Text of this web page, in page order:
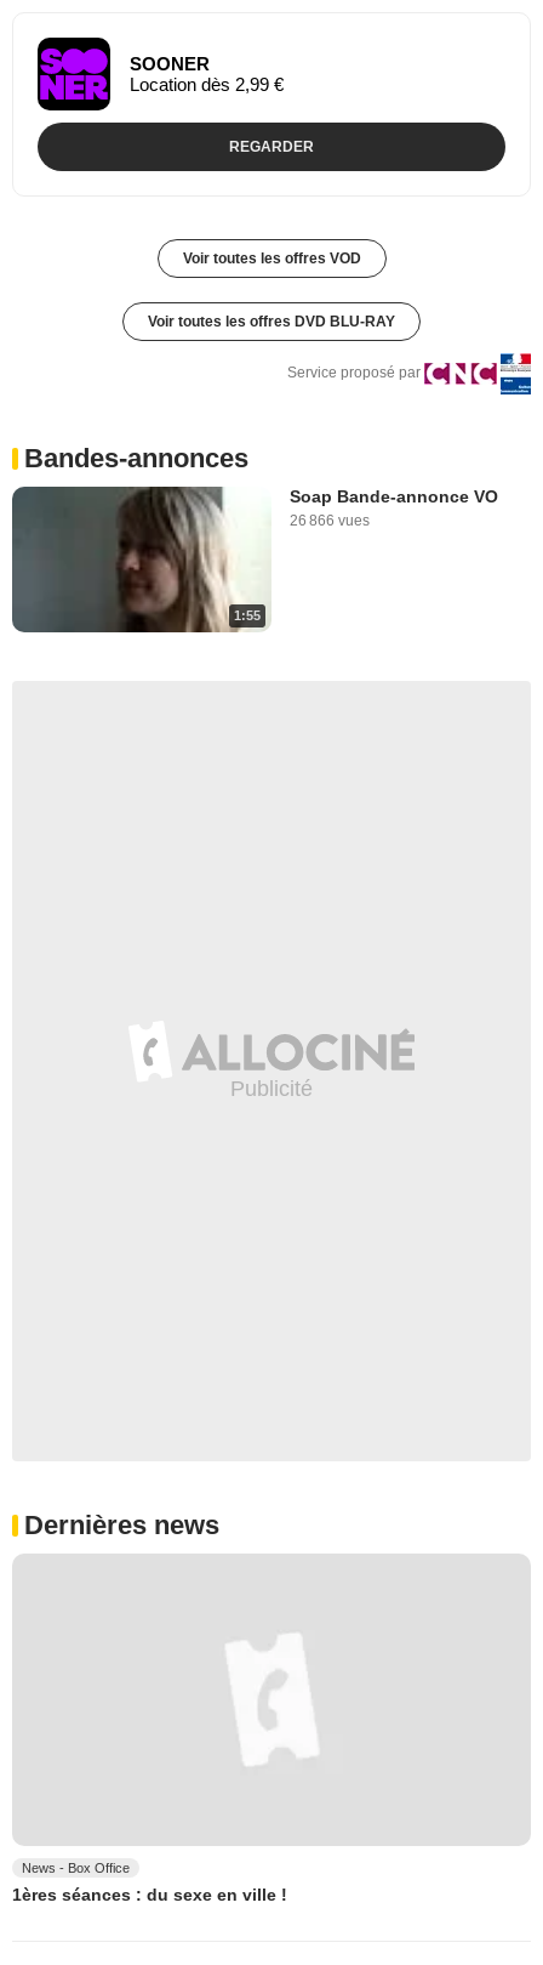
SOONER
Location dès 2,99 €
REGARDER
Voir toutes les offres VOD
Voir toutes les offres DVD BLU-RAY
Service proposé par
Bandes-annonces
1:55
Soap Bande-annonce VO
26 866 vues
Dernières news
News - Box Office
1ères séances : du sexe en ville !